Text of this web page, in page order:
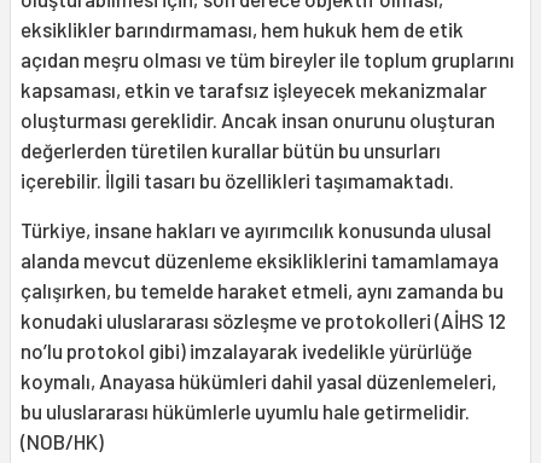
eksiklikler barındırmaması, hem hukuk hem de etik
açıdan meşru olması ve tüm bireyler ile toplum gruplarını
kapsaması, etkin ve tarafsız işleyecek mekanizmalar
oluşturması gereklidir. Ancak insan onurunu oluşturan
değerlerden türetilen kurallar bütün bu unsurları
içerebilir. İlgili tasarı bu özellikleri taşımamaktadı.
Türkiye, insane hakları ve ayırımcılık konusunda ulusal
alanda mevcut düzenleme eksikliklerini tamamlamaya
çalışırken, bu temelde haraket etmeli, aynı zamanda bu
konudaki uluslararası sözleşme ve protokolleri (AİHS 12
no’lu protokol gibi) imzalayarak ivedelikle yürürlüğe
koymalı, Anayasa hükümleri dahil yasal düzenlemeleri,
bu uluslararası hükümlerle uyumlu hale getirmelidir.
(NOB/HK)